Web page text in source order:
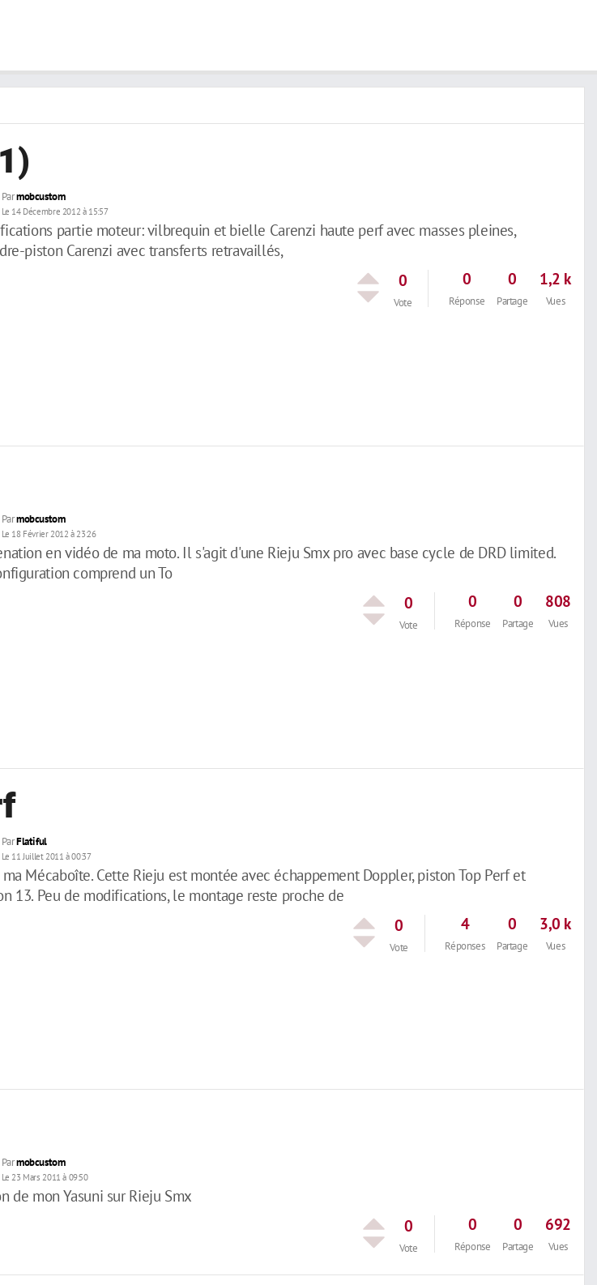
Parmobcustom
Le 14 Décembre 2012 à 15:57
partie moteur: vilbrequin et bielle Carenzi haute perf avec masses pleines,
piston Carenzi avec transferts retravaillés,
0
Vote
0
Réponse
0
Partage
1,2 k
Vues
Parmobcustom
Le 18 Février 2012 à 23:26
en vidéo de ma moto. Il s'agit d'une Rieju Smx pro avec base cycle de DRD limited.
comprend un To
0
Vote
0
Réponse
0
Partage
808
Vues
ParFlatiful
Le 11 Juillet 2011 à 00:37
Mécaboîte. Cette Rieju est montée avec échappement Doppler, piston Top Perf et
13. Peu de modifications, le montage reste proche de
0
Vote
4
Réponses
0
Partage
3,0 k
Vues
Parmobcustom
Le 23 Mars 2011 à 09:50
de mon Yasuni sur Rieju Smx
0
Vote
0
Réponse
0
Partage
692
Vues